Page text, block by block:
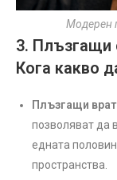
Модерен
3. Плъзгащи
Кога какво
Плъзгащи
позволяват да
едната
пространства.